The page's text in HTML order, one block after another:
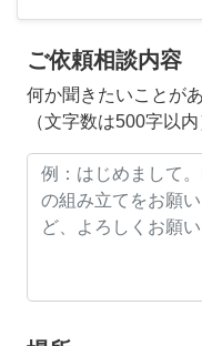
ご依頼相談内容
何か聞きたいことが
（文字数は500字以内